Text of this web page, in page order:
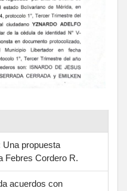
Una propuesta
Febres Cordero R.
acuerdos con